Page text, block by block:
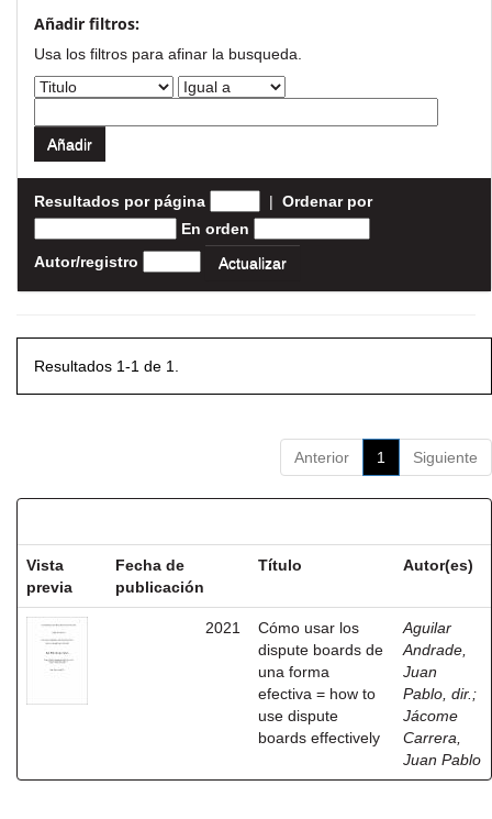
Añadir filtros:
Usa los filtros para afinar la busqueda.
Resultados por página | Ordenar por
En orden
Autor/registro
Resultados 1-1 de 1.
Anterior 1 Siguiente
Vista
previa
Fecha de
publicación
Título Autor(es)
2021
Cómo usar los
dispute boards de
una forma
efectiva = how to
use dispute
boards effectively
Aguilar
Andrade,
Juan
Pablo, dir. ;
Jácome
Carrera,
Juan Pablo